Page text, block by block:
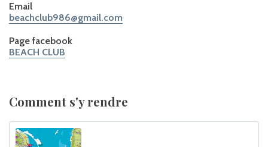
Email
beachclub986@gmail.com
Page facebook
BEACH CLUB
Comment s'y rendre